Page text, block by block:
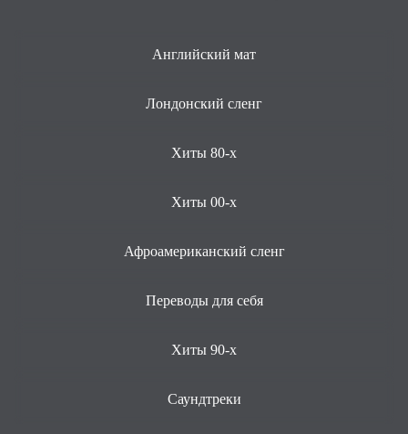
Английский мат
Лондонский сленг
Хиты 80-х
Хиты 00-х
Афроамериканский сленг
Переводы для себя
Хиты 90-х
Саундтреки